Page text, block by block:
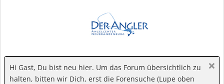
Hi Gast, Du bist neu hier. Um das Forum übersichtlich zu
halten, bitten wir Dich, erst die Forensuche (Lupe oben